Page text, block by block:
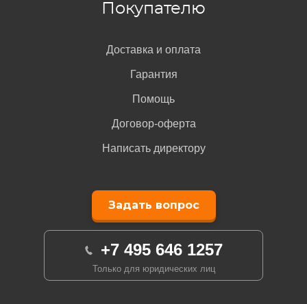
Покупателю
Доставка и оплата
Гарантия
Помощь
Договор-оферта
Написать директору
Задать вопрос
+7 495 646 1257
Только для юридических лиц